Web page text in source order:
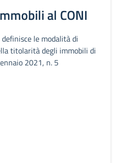
al CONI
le modalità di
titolarità degli immobili di
2021, n. 5